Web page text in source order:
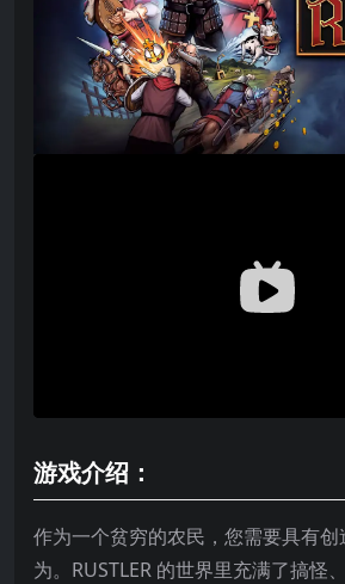
游戏介绍：
作为一个贫穷的农民，您需要具有
为。RUSTLER 的世界里充满了搞怪